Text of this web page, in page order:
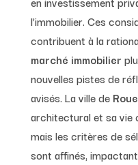
l’immobilier. Ces
contribuent à la
marché immobilier
nouvelles pistes de
avisés. La ville de
architectural et sa vie
mais les critères de
sont affinés,